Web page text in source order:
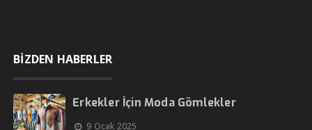
BİZDEN HABERLER
Erkekler İçin Moda Gömlekler
9 Ocak 2025